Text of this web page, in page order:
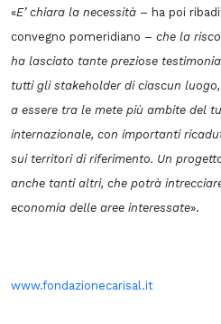
«E’ chiara la necessità – ha poi
convegno pomeridiano – che la
ha lasciato tante preziose
tutti gli stakeholder di ciascun
a essere tra le mete più ambite del
internazionale, con importanti
sui territori di riferimento. Un
anche tanti altri, che potrà
economia delle aree interessate».
www.fondazionecarisal.it